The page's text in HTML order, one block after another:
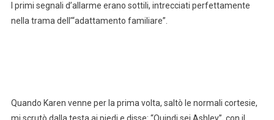
I primi segnali d’allarme erano sottili, intrecciati perfettamente
nella trama dell’“adattamento familiare”.
Quando Karen venne per la prima volta, saltò le normali cortesie,